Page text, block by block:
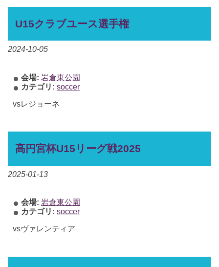
U15クラブユース選手権
2024-10-05
会場: 岩倉東公園
カテゴリ: soccer
vsレジョーネ
高円宮杯U15リーグ戦2025
2025-01-13
会場: 岩倉東公園
カテゴリ: soccer
vsヴァレンティア